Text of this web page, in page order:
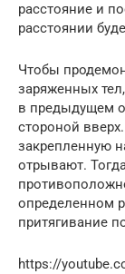
расстояние и
расстоянии
Чтобы
заряженных
в предыдущем
стороной
закрепленную
отрывают.
определенном
притягивание
https://